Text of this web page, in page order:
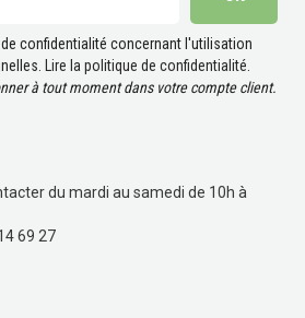
confidentialité concernant l'utilisation
Lire la politique de confidentialité
à tout moment dans votre compte client.
du mardi au samedi de 10h à
69 27